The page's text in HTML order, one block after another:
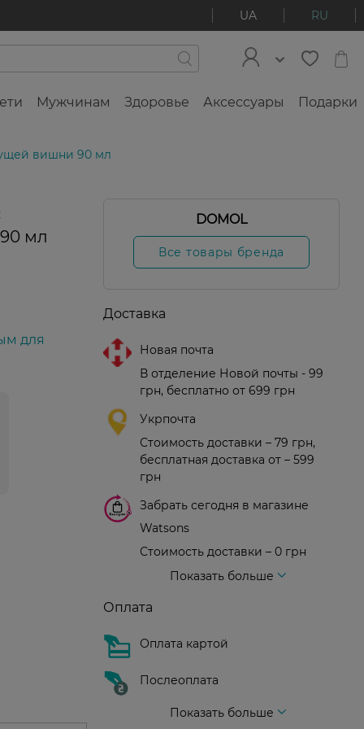
UA RU
Мужчинам Здоровье Аксессуары Подарки
вишни 90 мл
мл
для
DOMOL
Все товары бренда
Доставка
Новая почта
В отделение Новой почты - 99
грн, бесплатно от 699 грн
Укрпочта
Стоимость доставки – 79 грн,
бесплатная доставка от – 599
грн
Забрать сегодня в магазине
Watsons
Стоимость доставки – 0 грн
Показать больше
Оплата
Оплата картой
Послеоплата
Показать больше